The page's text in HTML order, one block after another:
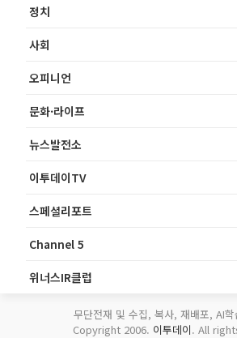
정치
사회
오피니언
문화·라이프
뉴스발전소
이투데이TV
스페셜리포트
Channel 5
위너스IR클럽
무단전재 및 수집, 복사, 재배포, AI학
Copyright 2006. 이투데이. All